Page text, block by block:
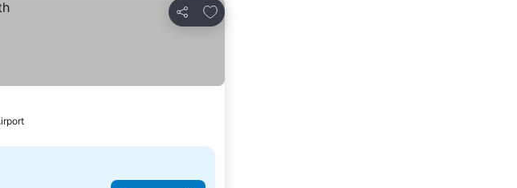
Partilhar
Adicionar aos favoritos